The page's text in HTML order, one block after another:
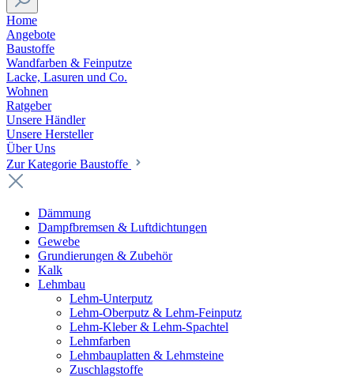
Home
Angebote
Baustoffe
Wandfarben & Feinputze
Lacke, Lasuren und Co.
Wohnen
Ratgeber
Unsere Händler
Unsere Hersteller
Über Uns
Zur Kategorie Baustoffe
Dämmung
Dampfbremsen & Luftdichtungen
Gewebe
Grundierungen & Zubehör
Kalk
Lehmbau
Lehm-Unterputz
Lehm-Oberputz & Lehm-Feinputz
Lehm-Kleber & Lehm-Spachtel
Lehmfarben
Lehmbauplatten & Lehmsteine
Zuschlagstoffe